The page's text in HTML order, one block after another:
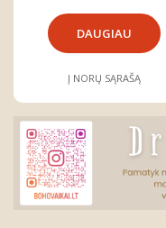
DAUGIAU
Į NORŲ SĄRAŠĄ